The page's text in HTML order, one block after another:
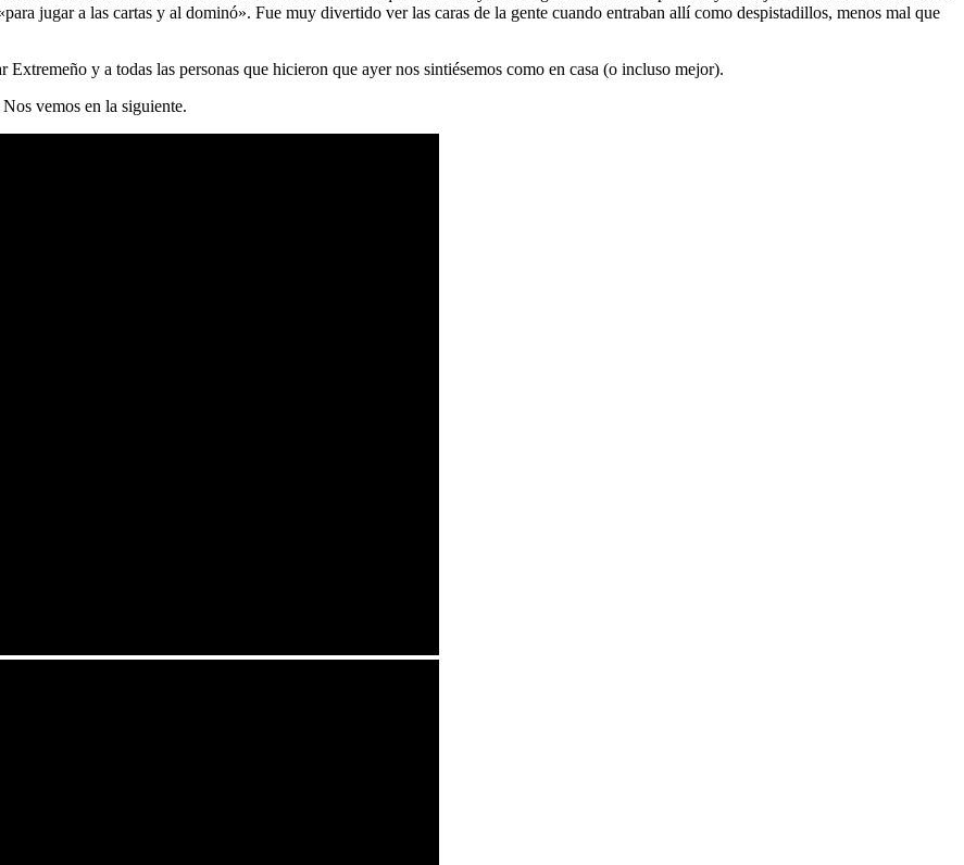
jugar a las cartas y al dominó». Fue muy divertido ver las caras de la gente cuando entraban allí como despistadillos, menos mal que
y a todas las personas que hicieron que ayer nos sintiésemos como en casa (o incluso mejor).
vemos en la siguiente.